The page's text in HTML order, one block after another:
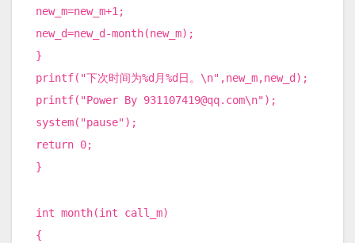
new_m=new_m+1;
new_d=new_d-month(new_m);
}
printf("下次时间为%d月%d日。\n",new_m,new_d);
printf("Power By 931107419@qq.com\n");
system("pause");
return 0;
}
int month(int call_m)
{